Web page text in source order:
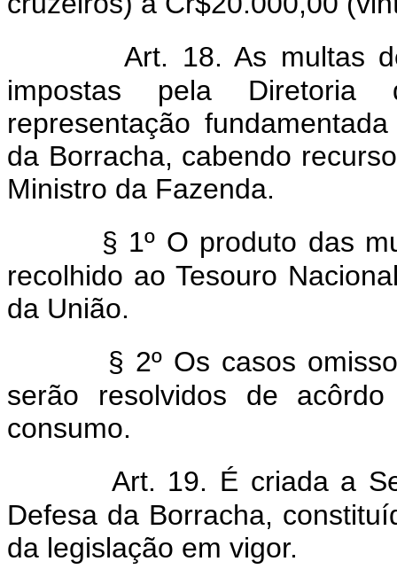
Art. 18. As multas
impostas pela Diretoria
representação
da Borracha, cabendo
Ministro da Fazenda.
§ 1º O produto das
recolhido ao Tesouro
da União.
§ 2º Os casos
serão resolvidos de
consumo.
Art. 19. É criada a
Defesa da Borracha,
da legislação em vigor.